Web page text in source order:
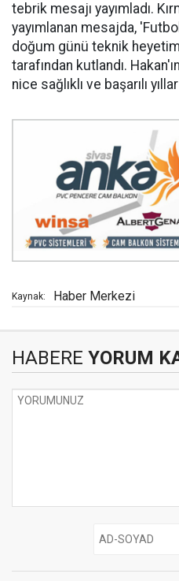
tebrik mesajı yayımladı.
yayımlanan mesajda,
doğum günü teknik
tarafından kutlandı.
nice sağlıklı ve başarılı
Kaynak: Haber Merkezi
HABERE YORUM